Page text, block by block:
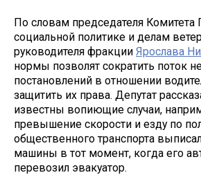
По словам председателя Комитета
социальной политике и делам
руководителя фракции Ярослава
нормы позволят сократить поток
постановлений в отношении
защитить их права. Депутат
известны вопиющие случаи,
превышение скорости и езду по
общественного транспорта
машины в тот момент, когда его
перевозил эвакуатор.